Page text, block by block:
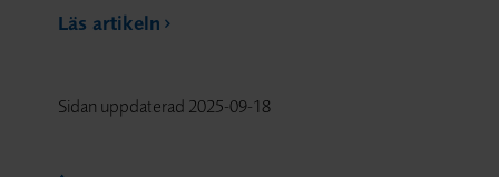
Läs artikeln
Sidan uppdaterad 2025-09-18